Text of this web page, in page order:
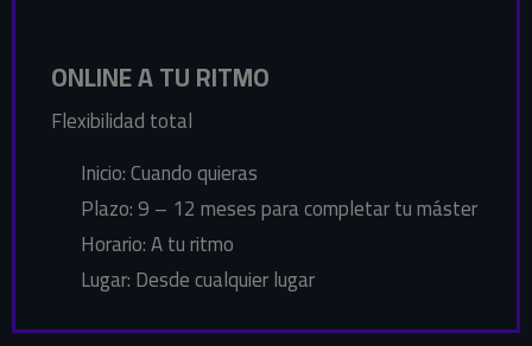
ONLINE A TU RITMO
Flexibilidad total
Inicio: Cuando quieras
Plazo: 9 – 12 meses para completar tu máster
Horario: A tu ritmo
Lugar: Desde cualquier lugar